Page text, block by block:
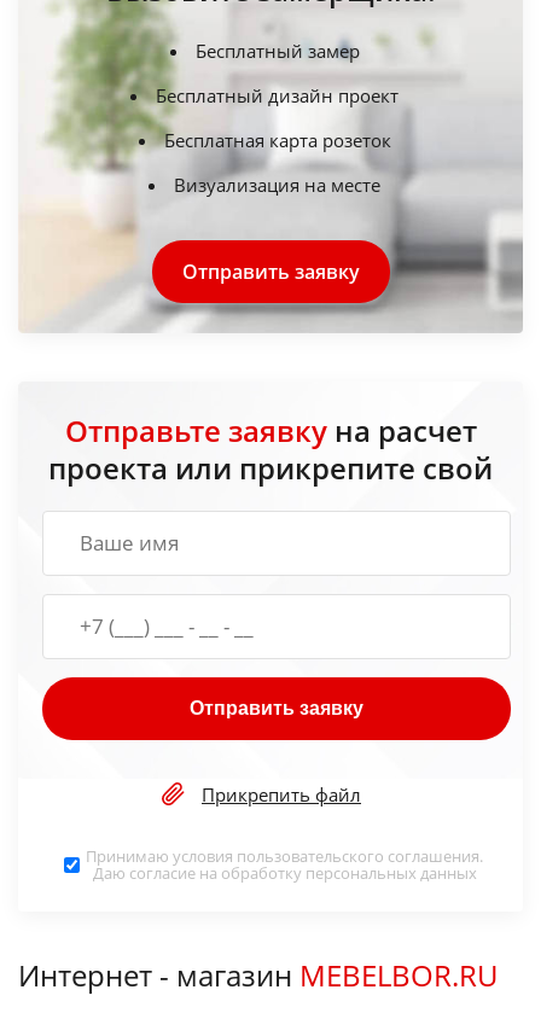
Бесплатный замер
Бесплатный дизайн проект
Бесплатная карта розеток
Визуализация на месте
Отправить заявку
Отправьте заявкуна расчет
проекта или прикрепите свой
Отправить заявку
Прикрепить файл
Принимаю условия пользовательского соглашения.
Даю согласие на обработку персональных данных
Интернет - магазин MEBELBOR.RU